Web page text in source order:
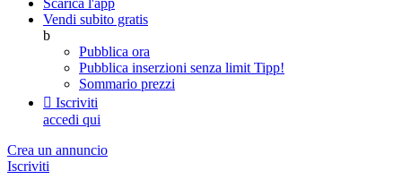
Scarica l'app
Vendi subito gratis
b
Pubblica ora
Pubblica inserzioni senza limit Tipp!
Sommario prezzi
 Iscriviti
accedi qui
Crea un annuncio
Iscriviti